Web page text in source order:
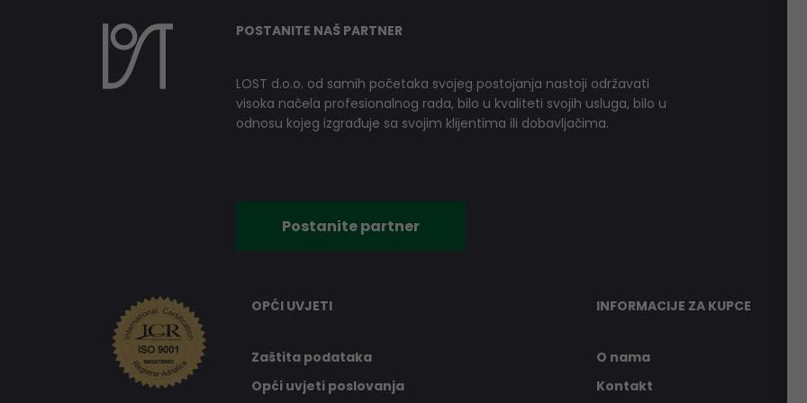
POSTANITE NAŠ PARTNER
LOST d.o.o. od samih početaka svojeg postojanja nastoji održavati
visoka načela profesionalnog rada, bilo u kvaliteti svojih usluga, bilo u
odnosu kojeg izgrađuje sa svojim klijentima ili dobavljačima.
Postanite partner
OPĆI UVJETI
Zaštita podataka
Opći uvjeti poslovanja
INFORMACIJE ZA KUPCE
O nama
Kontakt